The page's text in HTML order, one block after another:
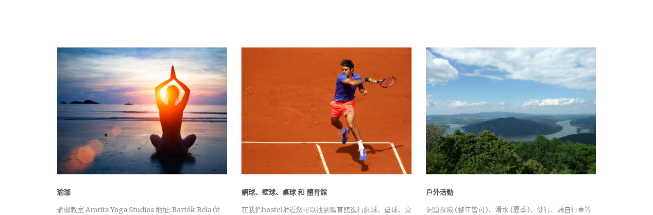
瑜珈
瑜珈教室 Amrita Yoga Studios 地址: Bartók Béla út
網球、壁球、桌球 和 體育館
在我們hostel附近您可以找到體育館進行網球、壁球、桌
戶外活動
洞窟探險 (整年皆可)、滑水 (夏季)、健行、騎自行車等